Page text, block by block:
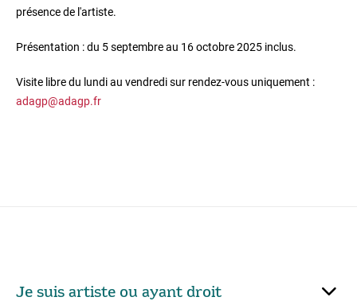
présence de l'artiste.
Présentation : du 5 septembre au 16 octobre 2025 inclus.
Visite libre du lundi au vendredi sur rendez-vous uniquement :
adagp@adagp.fr
Je suis artiste ou ayant droit